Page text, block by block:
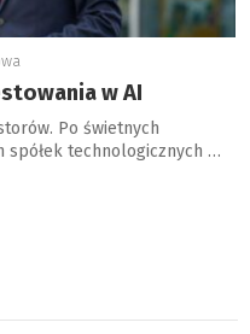
w AI
Po świetnych
spółek technologicznych …